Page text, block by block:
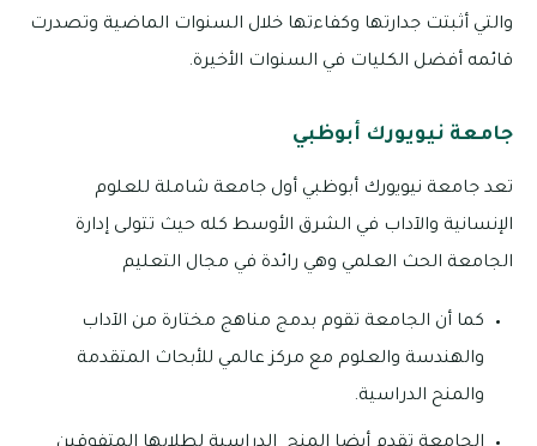
والتي أثبتت جدارتها وكفاءتها خلال السنوات الماضية وتصدرت
قائمه أفضل الكليات في السنوات الأخيرة.
جامعة نيويورك أبوظبي
تعد جامعة نيويورك أبوظبي أول جامعة شاملة للعلوم
الإنسانية والآداب في الشرق الأوسط كله حيث تتولى إدارة
الجامعة الحث العلمي وهي رائدة في مجال التعليم
كما أن الجامعة تقوم بدمج مناهج مختارة من الآداب
والهندسة والعلوم مع مركز عالمي للأبحاث المتقدمة
والمنح الدراسية.